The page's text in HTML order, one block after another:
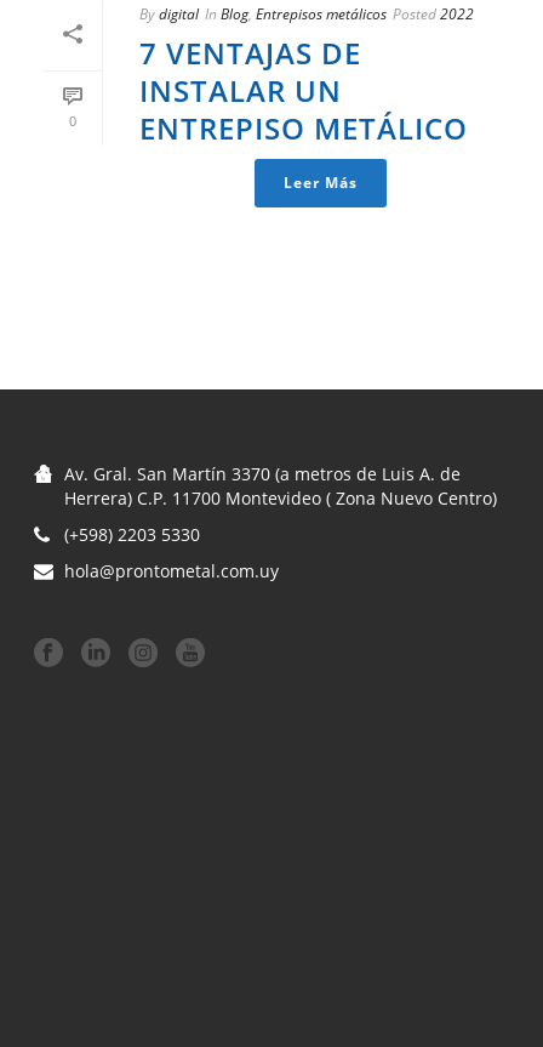
0
Bydigital In Blog, Entrepisos metálicos Posted2022
7 VENTAJAS DE
INSTALAR UN
ENTREPISO METÁLICO
Leer Más
Av. Gral. San Martín 3370 (a metros de Luis A. de
Herrera) C.P. 11700 Montevideo ( Zona Nuevo Centro)
(+598) 2203 5330
hola@prontometal.com.uy